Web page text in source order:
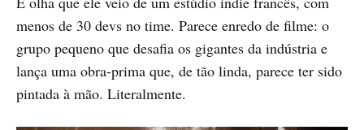
menos de 30 devs no time. Parece enredo de filme: o
grupo pequeno que desafia os gigantes da indústria e
lança uma obra-prima que, de tão linda, parece ter sido
pintada à mão. Literalmente.